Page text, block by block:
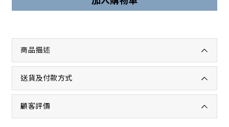
商品描述
送貨及付款方式
顧客評價